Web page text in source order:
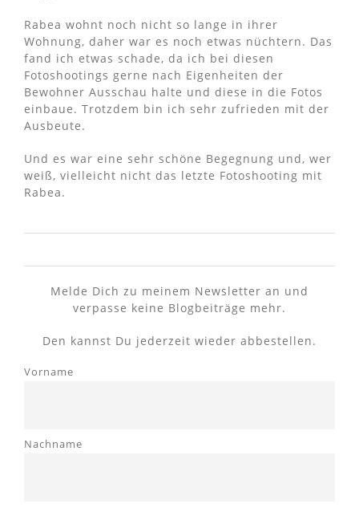
Rabea wohnt noch nicht so lange in ihrer
Wohnung, daher war es noch etwas nüchtern. Das
fand ich etwas schade, da ich bei diesen
Fotoshootings gerne nach Eigenheiten der
Bewohner Ausschau halte und diese in die Fotos
einbaue. Trotzdem bin ich sehr zufrieden mit der
Ausbeute.
Und es war eine sehr schöne Begegnung und, wer
weiß, vielleicht nicht das letzte Fotoshooting mit
Rabea.
Melde Dich zu meinem Newsletter an und
verpasse keine Blogbeiträge mehr.
Den kannst Du jederzeit wieder abbestellen.
Vorname
Nachname